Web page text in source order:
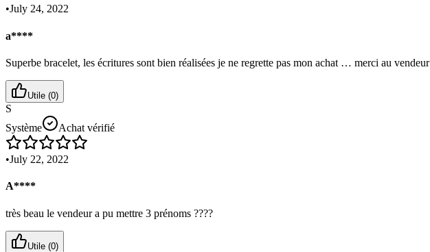
•July 24, 2022
a****
Superbe bracelet, les écritures sont bien réalisées je ne regrette pas mon achat … merci au vendeur
Utile (0)
S
Système
Achat vérifié
•July 22, 2022
A****
très beau le vendeur a pu mettre 3 prénoms ????
Utile (0)